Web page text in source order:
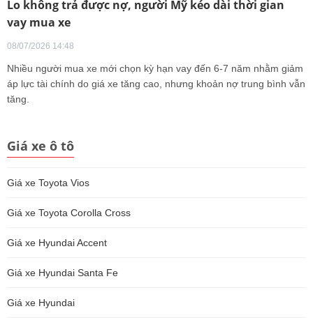
Lo không trả được nợ, người Mỹ kéo dài thời gian
vay mua xe
08/07/2026 14:48
Nhiều người mua xe mới chọn kỳ hạn vay đến 6-7 năm nhằm giảm
áp lực tài chính do giá xe tăng cao, nhưng khoản nợ trung bình vẫn
tăng.
Giá xe ô tô
Giá xe Toyota Vios
Giá xe Toyota Corolla Cross
Giá xe Hyundai Accent
Giá xe Hyundai Santa Fe
Giá xe Hyundai